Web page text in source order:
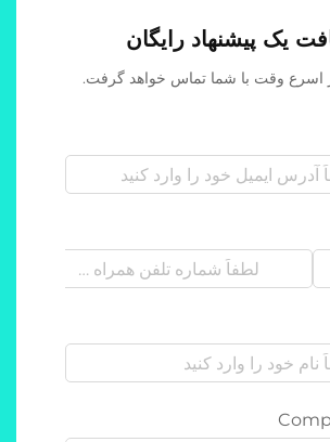
یک پیشنهاد رایگان
اسرع وقت با شما تماس خواهد گرفت.